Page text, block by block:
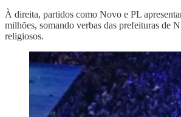
À direita, partidos como Novo e PL
milhões, somando verbas das prefeituras de
religiosos.